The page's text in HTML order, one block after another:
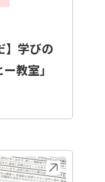
】学びの
教室」